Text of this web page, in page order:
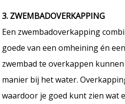
3. ZWEMBADOVERKAPPING
Een zwembadoverkapping
goede van een omheining én
zwembad te overkappen
manier bij het water.
waardoor je goed kunt zien wat